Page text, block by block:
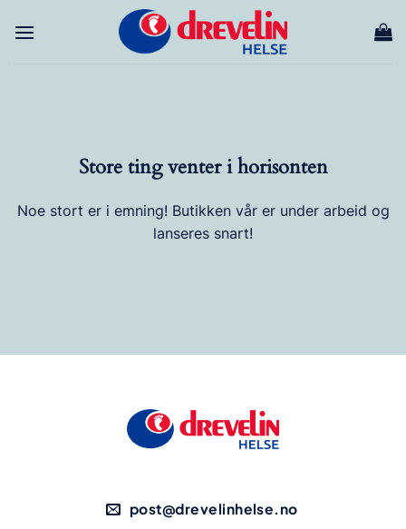
Store ting venter i horisonten
Noe stort er i emning! Butikken vår er under arbeid og
lanseres snart!
post@drevelinhelse.no